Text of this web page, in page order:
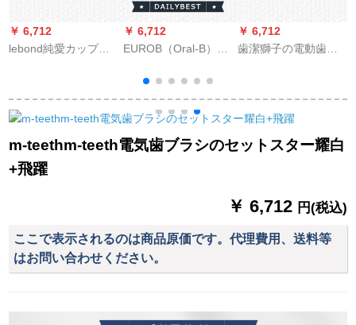
￥ 6,712
lebond純愛カップル
式充電2本セット
￥ 6,712
EUROB（Oral-B）ド
動歯ブラシ大人DB
4510 2 D乾電池式回
転歯ブラシDB
4510*1ブラシヘッド
*2本乾電池
￥ 6,712
歯潔獅子の電動歯ブ
自動歯ブラシ子供カ
ップル3種類の歯そう
じモードは2本の歯ブ
ラシヘッドホワイト
m-teethm-teeth電気歯ブラシのセットスター耀白
+飛躍
￥ 6,712 円(税込)
ここで表示されるのは商品原価です。代理費用、送料等
はお問い合わせください。